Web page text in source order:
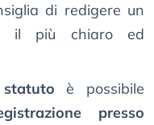
di redigere un
il più chiaro ed
statuto è possibile
presso